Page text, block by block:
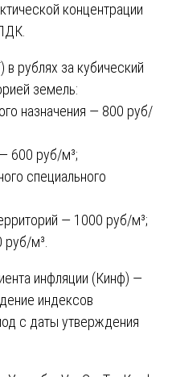
концентрации
рублях за кубический
земель:
назначения — 800 руб/
600 руб/м³;
специального
— 1000 руб/м³;
м³.
инфляции (Кинф) —
индексов
с даты утверждения